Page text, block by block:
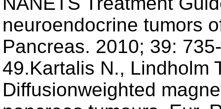
neuroendocrine tumors
Pancreas. 2010; 39:
49.Kartalis N., Lindholm
Diffusionweighted